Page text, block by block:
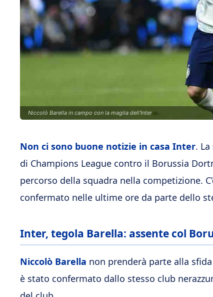
Niccolò Barella in campo con la maglia dell'Inter
Non ci sono buone notizie in casa Inter.
di Champions League contro il Borussia
percorso della squadra nella competizione.
confermato nelle ultime ore da parte dello
Inter, tegola Barella: assente col
Niccolò Barella non prenderà parte alla
è stato confermato dallo stesso club